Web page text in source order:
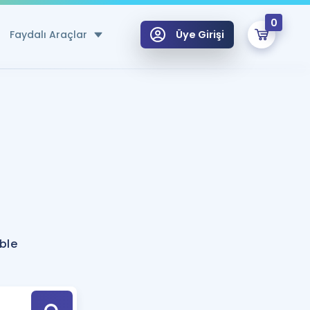
Faydalı Araçlar
Hesaplama Aracı
için Öneriler
Tek Takvimde
Üye Girişi
0
Hoca ile seni sınava hazırlayacak onlarca eğitim seni bekliyor!